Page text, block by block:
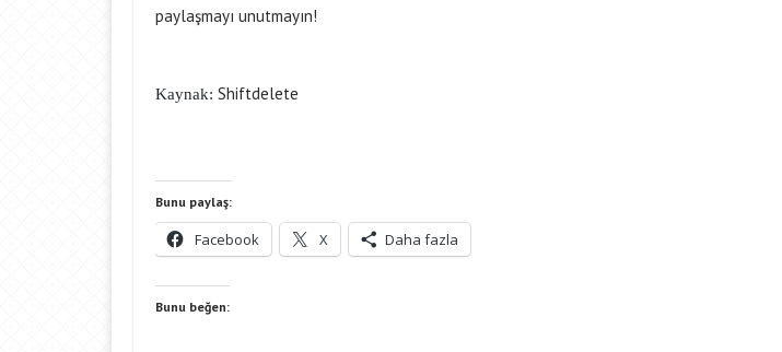
paylaşmayı unutmayın!
Kaynak: Shiftdelete
Bunu paylaş:
Facebook X Daha fazla
Bunu beğen: